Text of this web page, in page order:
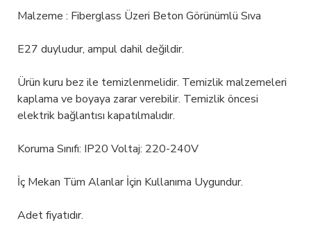
Malzeme : Fiberglass Üzeri Beton Görünümlü Sıva
E27 duyludur, ampul dahil değildir.
Ürün kuru bez ile temizlenmelidir. Temizlik malzemeleri
kaplama ve boyaya zarar verebilir. Temizlik öncesi
elektrik bağlantısı kapatılmalıdır.
Koruma Sınıfı: IP20 Voltaj: 220-240V
İç Mekan Tüm Alanlar İçin Kullanıma Uygundur.
Adet fiyatıdır.